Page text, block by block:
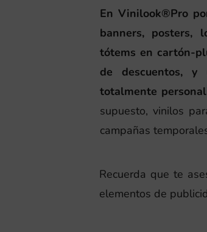
En Vinilook®Pro
banners, posters,
tótems en cartón-
de descuentos,
totalmente
supuesto, vinilos
campañas
Recuerda que te
elementos de